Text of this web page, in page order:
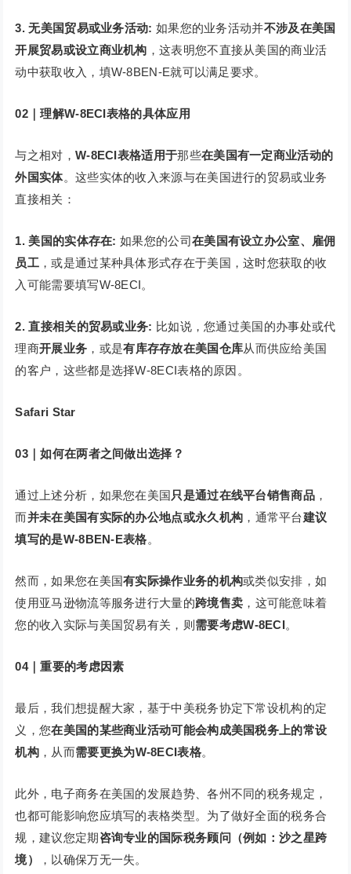
3. 无美国贸易或业务活动: 如果您的业务活动并不涉及在美国
开展贸易或设立商业机构 ，这表明您不直接从美国的商业活
动中获取收入，填W-8BEN-E就可以满足要求。
02｜理解W-8ECI表格的具体应用
与之相对， W-8ECI表格适用于那些在美国有一定商业活动的
外国实体。这些实体的收入来源与在美国进行的贸易或业务
直接相关：
1. 美国的实体存在:如果您的公司 在美国有设立办公室、雇佣
员工 ，或是通过某种具体形式存在于美国，这时您获取的收
入可能需要填写W-8ECI。
2. 直接相关的贸易或业务: 比如说，您通过美国的办事处或代
理商开展业务 ，或是有库存存放在美国仓库从而供应给美国
的客户，这些都是选择W-8ECI表格的原因。
Safari Star
03｜如何在两者之间做出选择？
通过上述分析，如果您在美国 只是通过在线平台销售商品 ，
而并未在美国有实际的办公地点或永久机构 ，通常平台建议
填写的是W-8BEN-E表格。
然而，如果您在美国有实际操作业务的机构或类似安排，如
使用亚马逊物流等服务进行大量的跨境售卖 ，这可能意味着
您的收入实际与美国贸易有关，则 需要考虑W-8ECI 。
04｜重要的考虑因素
最后，我们想提醒大家，基于中美税务协定下常设机构的定
义，您在美国的某些商业活动可能会构成美国税务上的常设
机构 ，从而需要更换为W-8ECI表格。
此外，电子商务在美国的发展趋势、各州不同的税务规定，
也都可能影响您应填写的表格类型。为了做好全面的税务合
规，建议您定期 咨询专业的国际税务顾问（例如：沙之星跨
境）
，以确保万无一失。